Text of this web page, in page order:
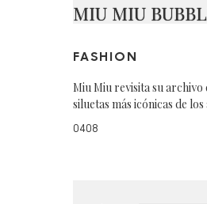
MIU MIU
FASHION
Miu Miu revisita su archivo
siluetas más icónicas de
0408